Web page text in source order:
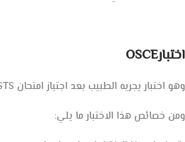
اختبارOSCE
وهو اختبار يجريه الطبيب بعد اجتياز امتحان STS
ومن خصائص هذا الاختبار ما يلي: